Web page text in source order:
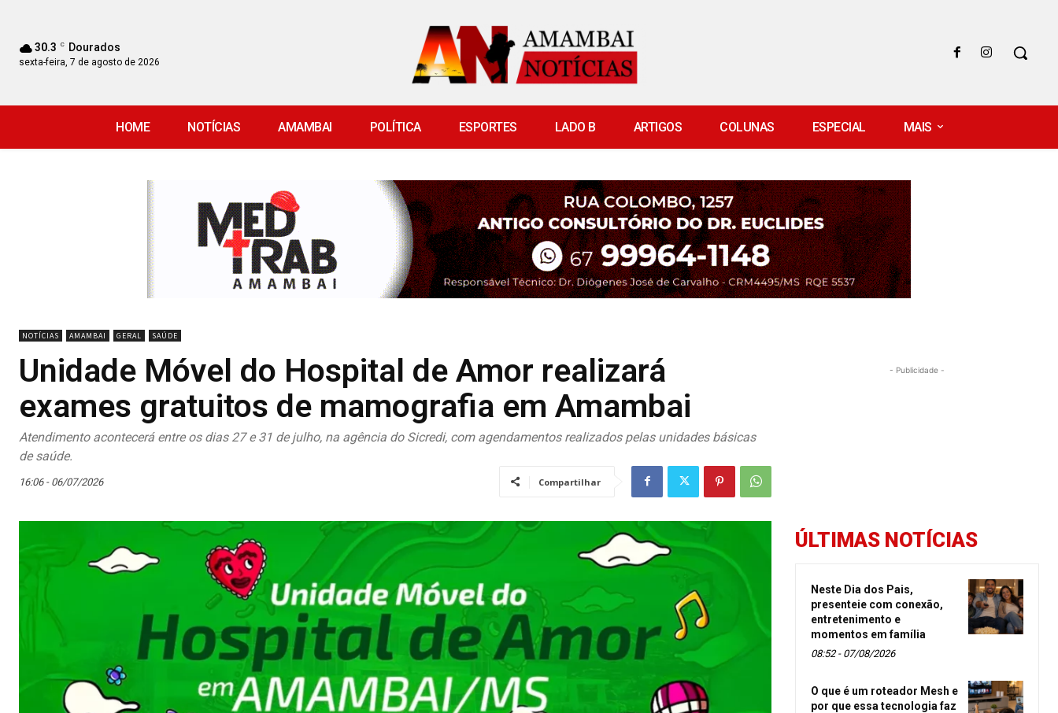
30.3 C Dourados
sexta-feira, 7 de agosto de 2026
HOME NOTÍCIAS AMAMBAI POLÍTICA ESPORTES LADO B ARTIGOS COLUNAS ESPECIAL MAIS
NOTÍCIAS AMAMBAI GERAL SAÚDE
Unidade Móvel do Hospital de Amor realizará
exames gratuitos de mamografia em Amambai
Atendimento acontecerá entre os dias 27 e 31 de julho, na agência do Sicredi, com agendamentos realizados pelas unidades básicas
de saúde.
16:06 - 06/07/2026 Compartilhar
- Publicidade -
ÚLTIMAS NOTÍCIAS
Neste Dia dos Pais,
presenteie com conexão,
entretenimento e
momentos em família
08:52 - 07/08/2026
O que é um roteador Mesh e
por que essa tecnologia faz